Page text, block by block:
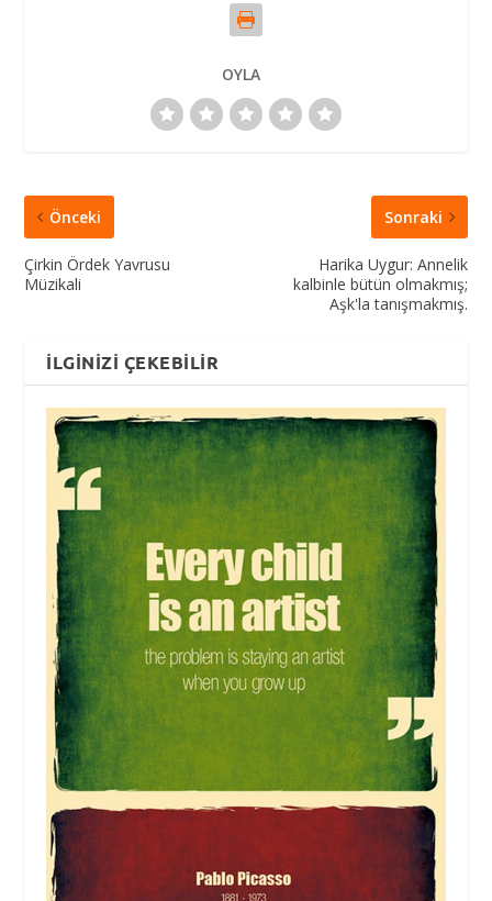
OYLA
Önceki
Çirkin Ördek Yavrusu
Müzikali
Sonraki
Harika Uygur: Annelik
kalbinle bütün olmakmış;
Aşk'la tanışmakmış.
İLGINIZI ÇEKEBILIR